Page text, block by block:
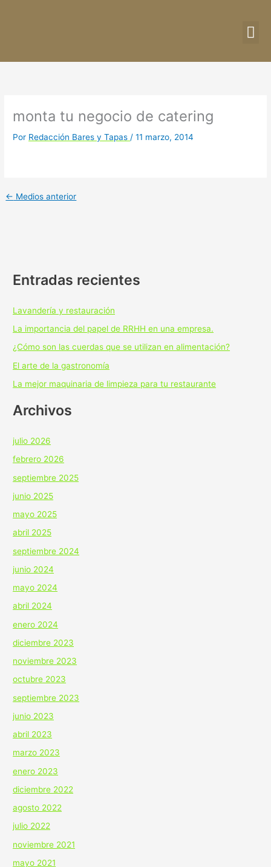
monta tu negocio de catering
Por Redacción Bares y Tapas/11 marzo, 2014
← Medios anterior
Entradas recientes
Lavandería y restauración
La importancia del papel de RRHH en una empresa.
¿Cómo son las cuerdas que se utilizan en alimentación?
El arte de la gastronomía
La mejor maquinaria de limpieza para tu restaurante
Archivos
julio 2026
febrero 2026
septiembre 2025
junio 2025
mayo 2025
abril 2025
septiembre 2024
junio 2024
mayo 2024
abril 2024
enero 2024
diciembre 2023
noviembre 2023
octubre 2023
septiembre 2023
junio 2023
abril 2023
marzo 2023
enero 2023
diciembre 2022
agosto 2022
julio 2022
noviembre 2021
mayo 2021